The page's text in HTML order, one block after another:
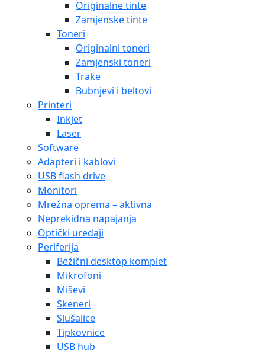
Originalne tinte
Zamjenske tinte
Toneri
Originalni toneri
Zamjenski toneri
Trake
Bubnjevi i beltovi
Printeri
Inkjet
Laser
Software
Adapteri i kablovi
USB flash drive
Monitori
Mrežna oprema – aktivna
Neprekidna napajanja
Optički uređaji
Periferija
Bežični desktop komplet
Mikrofoni
Miševi
Skeneri
Slušalice
Tipkovnice
USB hub